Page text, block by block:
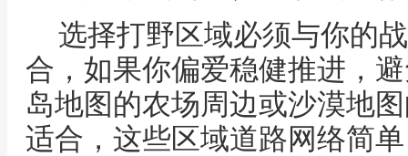
选择打野区域必须与你的
合，如果你偏爱稳健推进，
岛地图的农场周边或沙漠地
适合，这些区域道路网络简